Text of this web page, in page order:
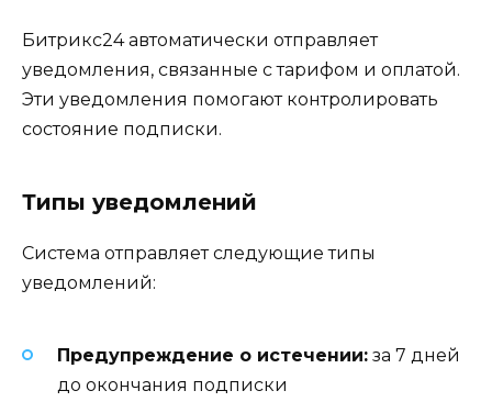
Битрикс24 автоматически отправляет
уведомления, связанные с тарифом и оплатой.
Эти уведомления помогают контролировать
состояние подписки.
Типы уведомлений
Система отправляет следующие типы
уведомлений:
Предупреждение о истечении: за 7 дней
до окончания подписки